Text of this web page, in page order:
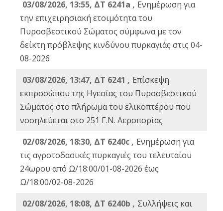
03/08/2026, 13:55, ΔΤ 6241a , Ενημέρωση για
την επιχειρησιακή ετοιμότητα του
Πυροσβεστικού Σώματος σύμφωνα με τον
δείκτη πρόβλεψης κινδύνου πυρκαγιάς στις 04-
08-2026
03/08/2026, 13:47, ΔΤ 6241 , Επίσκεψη
εκπροσώπου της Ηγεσίας του Πυροσβεστικού
Σώματος στο πλήρωμα του ελικοπτέρου που
νοσηλεύεται στο 251 Γ.Ν. Αεροπορίας
02/08/2026, 18:30, ΔΤ 6240c , Ενημέρωση για
τις αγροτοδασικές πυρκαγιές του τελευταίου
24ωρου από Ω/18:00/01-08-2026 έως
Ω/18:00/02-08-2026
02/08/2026, 18:08, ΔΤ 6240b , Συλλήψεις και